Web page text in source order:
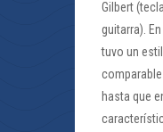
Gilbert
guitarra).
tuvo un
hasta que